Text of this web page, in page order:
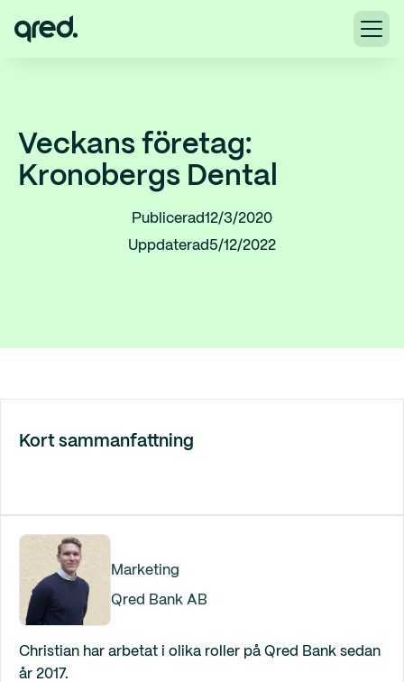
Veckans företag:
Kronobergs Dental
Publicerad12/3/2020
Uppdaterad5/12/2022
Kort sammanfattning
Marketing
Qred Bank AB
Christian har arbetat i olika roller på Qred Bank sedan
år 2017.